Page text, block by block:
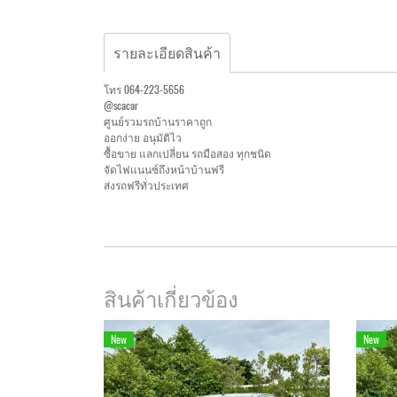
รายละเอียดสินค้า
โทร 064-223-5656
@scacar
ศูนย์รวมรถบ้านราคาถูก
ออกง่าย อนุมัติไว
ซื้อขาย แลกเปลี่ยน รถมือสอง ทุกชนิด
จัดไฟแนนซ์ถึงหน้าบ้านฟรี
ส่งรถฟรีทั่วประเทศ
สินค้าเกี่ยวข้อง
New New